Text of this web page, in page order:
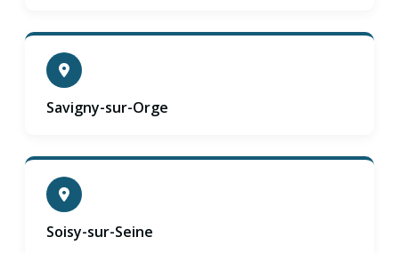
Savigny-sur-Orge
Soisy-sur-Seine